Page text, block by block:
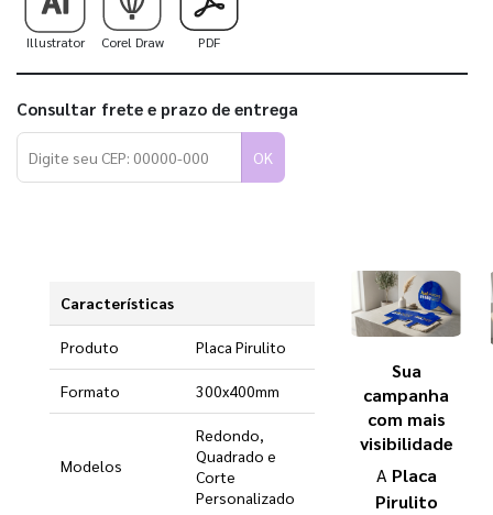
Illustrator Corel Draw PDF
Consultar frete e prazo de entrega
OK
Características
Produto Placa Pirulito
Formato 300x400mm
Modelos
Redondo,
Quadrado e
Corte
Personalizado
Sua
campanha
com mais
visibilidade
A Placa
Pirulito